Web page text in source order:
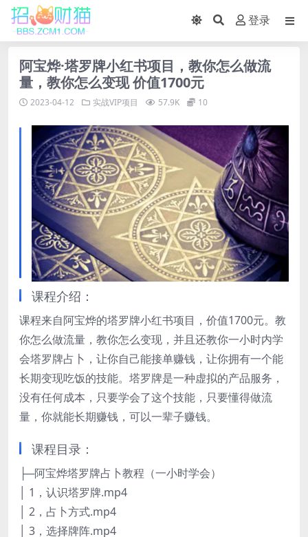
登录
阿宝烨·塔罗牌小红书项目，教你怎么做流
量，教你怎么变现 价值1700元
2023-04-12 实战VIP项目 57.9K 10
课程介绍：
课程来自阿宝烨的塔罗牌小红书项目，价值1700元。教
你怎么做流量，教你怎么变现，并且还教你一小时内学
会塔罗牌占卜，让你自己能接单赚钱，让你拥有一个能
长期变现吃饭的技能。塔罗牌是一种虚拟的产品服务，
没有任何成本，只要学会了这个技能，只要懂得做流
量，你就能长期赚钱，可以一辈子赚钱。
课程目录：
├─阿宝烨塔罗牌占卜教程（一小时学会）
│ 1，认识塔罗牌.mp4
│ 2，占卜方式.mp4
│ 3，选择牌阵.mp4